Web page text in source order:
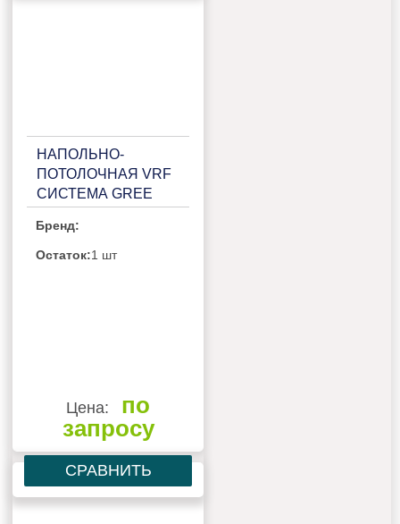
НАПОЛЬНО-
ПОТОЛОЧНАЯ VRF
СИСТЕМА GREE
Бренд:
Остаток:1 шт
Цена:
по
запросу
СРАВНИТЬ